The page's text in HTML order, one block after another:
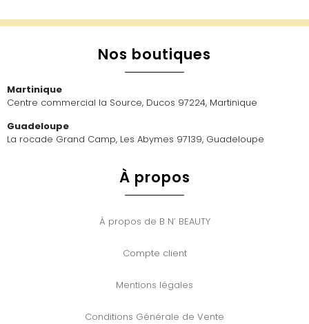
Nos boutiques
Martinique
Centre commercial la Source, Ducos 97224, Martinique
Guadeloupe
La rocade Grand Camp, Les Abymes 97139, Guadeloupe
À propos
À propos de B N’ BEAUTY
Compte client
Mentions légales
Conditions Générale de Vente